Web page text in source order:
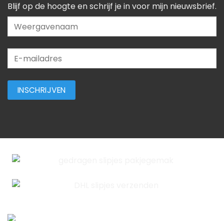
Blijf op de hoogte en schrijf je in voor mijn nieuwsbrief.